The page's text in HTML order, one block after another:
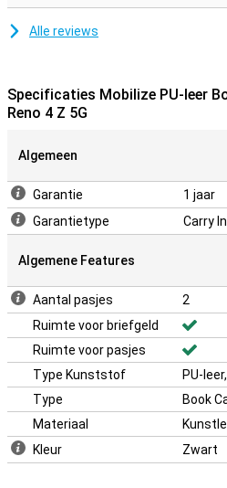
Alle reviews
Specificaties Mobilize PU-leer
Reno 4 Z 5G
Algemeen
Garantie
1 jaar
Garantietype
Carry In
Algemene Features
Aantal pasjes
2
Ruimte voor briefgeld
Ruimte voor pasjes
Type Kunststof
PU-
Type
Book
Materiaal
Kleur
Zwart